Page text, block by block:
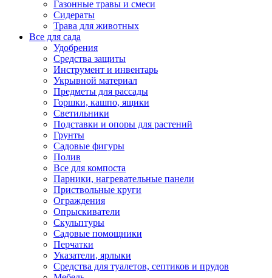
Газонные травы и смеси
Сидераты
Трава для животных
Все для сада
Удобрения
Средства защиты
Инструмент и инвентарь
Укрывной материал
Предметы для рассады
Горшки, кашпо, ящики
Светильники
Подставки и опоры для растений
Грунты
Садовые фигуры
Полив
Все для компоста
Парники, нагревательные панели
Приствольные круги
Ограждения
Опрыскиватели
Скульптуры
Садовые помощники
Перчатки
Указатели, ярлыки
Средства для туалетов, септиков и прудов